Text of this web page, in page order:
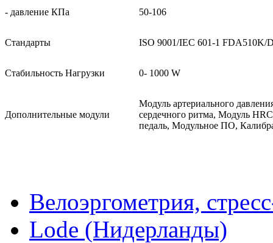
- давление КПа 50-106
Стандарты ISO 9001/IEC 601-1 FDA510K/
Стабильность Нагрузки 0- 1000 W
Дополнительные модули
Модуль артериального
сердечного ритма, Модуль
педаль, Модульное ПО,
Велоэргометрия,
Lode (Нидерланды)